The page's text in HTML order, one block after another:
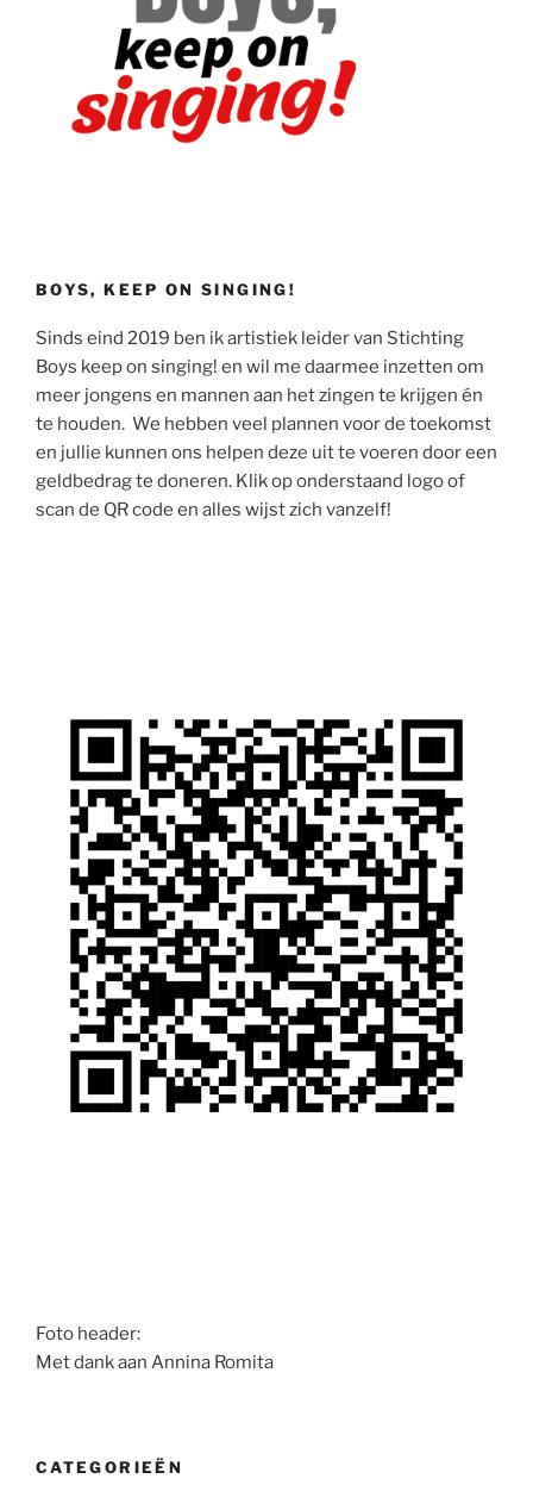
BOYS, KEEP ON SINGING!
Sinds eind 2019 ben ik artistiek leider van Stichting
Boys keep on singing! en wil me daarmee inzetten om
meer jongens en mannen aan het zingen te krijgen én
te houden. We hebben veel plannen voor de toekomst
en jullie kunnen ons helpen deze uit te voeren door een
geldbedrag te doneren. Klik op onderstaand logo of
scan de QR code en alles wijst zich vanzelf!
Foto header:
Met dank aan Annina Romita
CATEGORIEËN